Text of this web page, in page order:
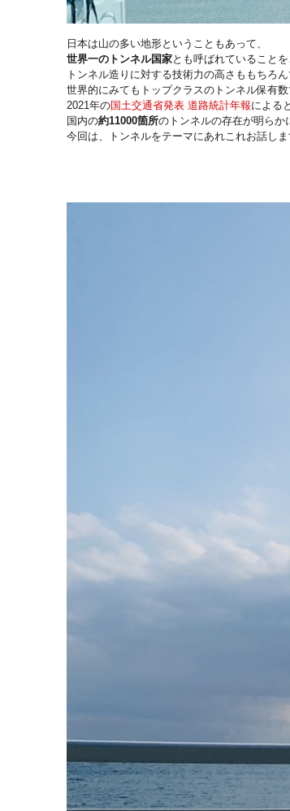
日本は山の多い地形ということもあって、
世界一のトンネル国家とも呼ばれていること
トンネル造りに対する技術力の高さももちろん
世界的にみてもトップクラスのトンネル保有
2021年の国土交通省発表 道路統計年報による
国内の約11000箇所のトンネルの存在が明らか
今回は、トンネルをテーマにあれこれお話しま